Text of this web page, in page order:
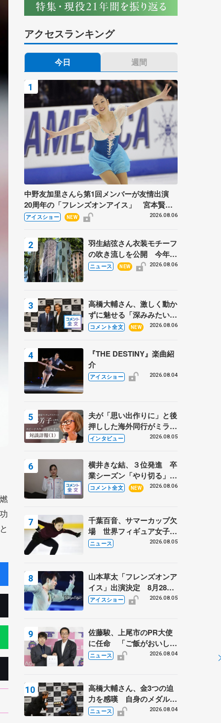
アクセスランキング
今日 週間
中野友加里さんら第1回メンバーが友情出演
20周年の「フレンズオンアイス」 宮本賢二
さん、有川梨絵さん、田村岳斗さんも
アイスショー NEW 2026.08.06
羽生結弦さん衣装モチーフ
の吹き流しを公開 今年は
「春よ、来い」、仙台の瑞
ニュース NEW 2026.08.06
高橋大輔さん、激しく動か
ずに魅せる「深みみたいな
ものは出てきている？」
あい
コメント全文 NEW 2026.08.06
『THE DESTINY』楽曲紹
介
アイスショー 2026.08.04
夫が「思い出作りに」と後
押しした海外同行がミラノ
まで… 繁華街のリンクで
に 小林芳子さんが振り返
るスケート人生
インタビュー 2026.08.05
横井きな結、３位発進 卒
業シーズン「やり切る」
【みなとアクルス杯SP】
コメント全文 NEW 2026.08.06
千葉百音、サマーカップ欠
場 世界フィギュア女子2
位
ニュース 2026.08.05
山本草太「フレンズオンア
イス」出演決定 8月28日
（金）2公演のみ 荒川静
アイスショー 2026.08.05
佐藤駿、上尾市のPR大使
に任命 「ご飯がおいし
く、住みやすいのが魅力」
ニュース 2026.08.04
高橋大輔さん、金3つの迫
力を感嘆 自身のメダルは
「どちらに？」 〝リス兄
ニュース 2026.08.04